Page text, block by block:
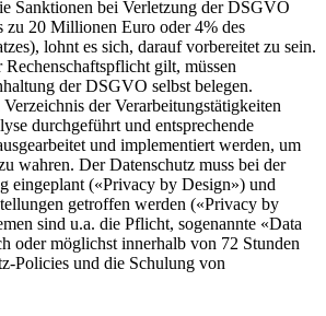
Sanktionen bei Verletzung der DSGVO
zu 20 Millionen Euro oder 4% des
lohnt es sich, darauf vorbereitet zu sein.
gilt, müssen
der DSGVO selbst belegen.
der Verarbeitungstätigkeiten
durchgeführt und entsprechende
und implementiert werden, um
wahren. Der Datenschutz muss bei der
eingeplant («Privacy by Design») und
getroffen werden («Privacy by
sind u.a. die Pflicht, sogenannte «Data
oder möglichst innerhalb von 72 Stunden
Policies und die Schulung von